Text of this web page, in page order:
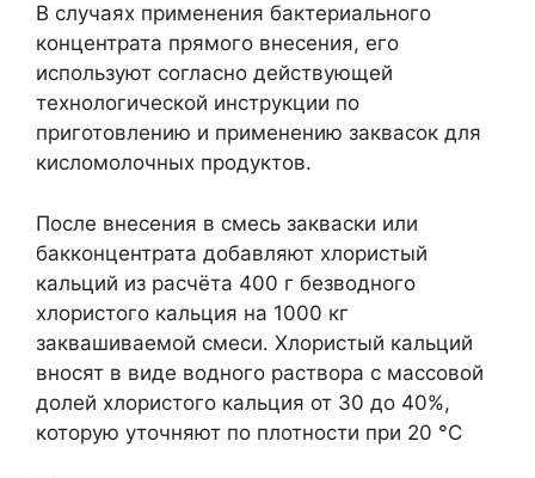
В случаях применения бактериального
концентрата прямого внесения, его
используют согласно действующей
технологической инструкции по
приготовлению и применению заквасок для
кисломолочных продуктов.
После внесения в смесь закваски или
бакконцентрата добавляют хлористый
кальций из расчёта 400 г безводного
хлористого кальция на 1000 кг
заквашиваемой смеси. Хлористый кальций
вносят в виде водного раствора с массовой
долей хлористого кальция от 30 до 40%,
которую уточняют по плотности при 20 °С